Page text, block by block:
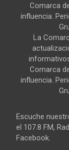
Comarca
influencia.
La
Comarca
influencia.
Escuche
el 107.8 FM,
Facebook.